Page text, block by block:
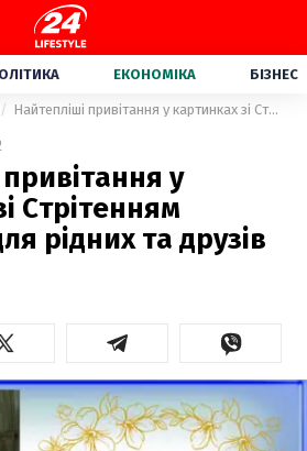
ЕКОНОМІКА БІЗНЕС
Найтепліші привітання у картинках зі Стрітенням Господнім для рідних та друзів
у
Стрітенням
рідних та друзів